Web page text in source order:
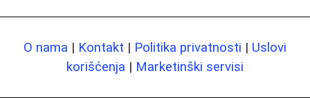
O nama | Kontakt | Politika privatnosti | Uslovi
korišćenja | Marketinški servisi